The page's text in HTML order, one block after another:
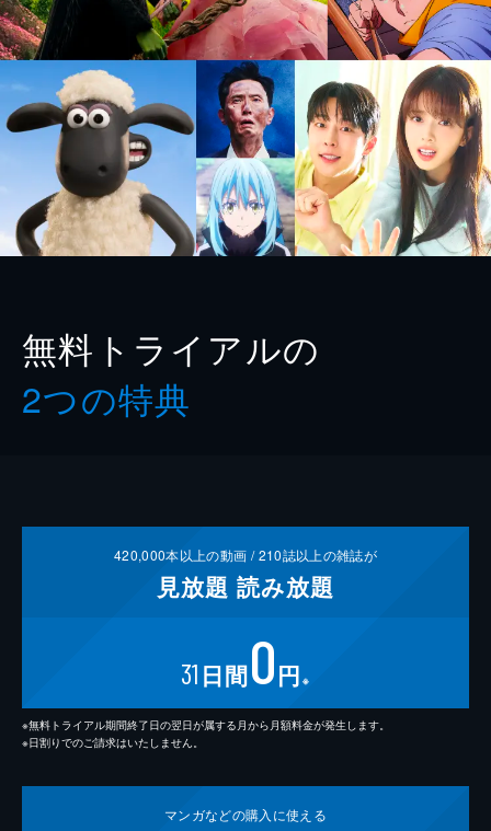
無料トライアルの
2つの特典
420,000本以上の動画 /210誌以上の雑誌が
見放題 読み放題
31 日間0円 ※
※無料トライアル期間終了日の翌日が属する月から月額料金が発生します。
※日割りでのご請求はいたしません。
マンガなどの購入に使える